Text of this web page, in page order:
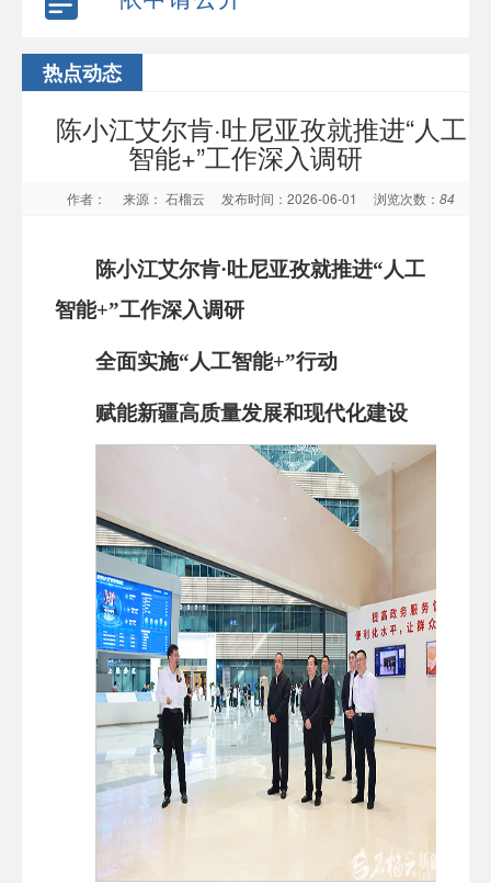
热点动态
陈小江艾尔肯·吐尼亚孜就推进“人工
智能+”工作深入调研
作者： 来源： 石榴云 发布时间：2026-06-01 浏览次数： 84
陈小江艾尔肯·吐尼亚孜就推进“人工
智能+”工作深入调研
全面实施“人工智能+”行动
赋能新疆高质量发展和现代化建设